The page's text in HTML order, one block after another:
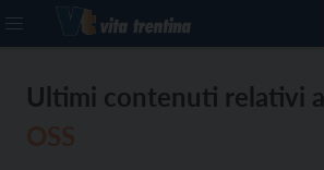
Ultimi contenuti relativi a